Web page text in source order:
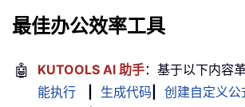
最佳办公效率工具
🤖 KUTOOLS AI 助手：基于以下内容
能执行
生成代码 创建自定义公